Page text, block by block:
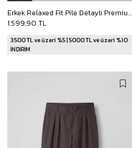
Erkek Relaxed Fit Pile Detaylı Premium Kumaş Pantolon Kahverengi
1.599,90 TL
3500 TL ve üzeri %5 | 5000 TL ve üzeri %10
İNDİRİM